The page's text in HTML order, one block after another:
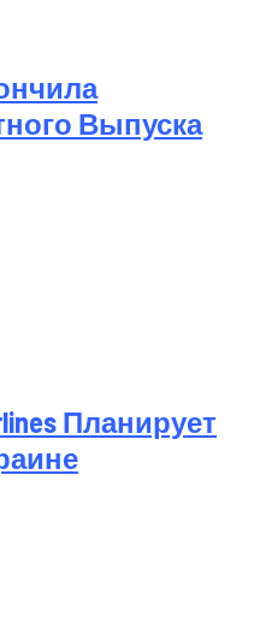
Выпуска
Планирует